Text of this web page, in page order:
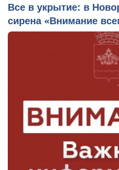
Все в укрытие: в
сирена «Внимание